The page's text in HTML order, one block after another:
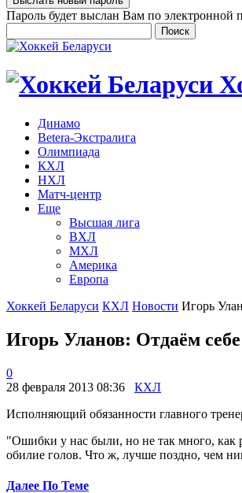
Пароль будет выслан Вам по электронной
Динамо
Betera-Экстралига
Олимпиада
КХЛ
НХЛ
Матч-центр
Еще
Высшая лига
ВХЛ
МХЛ
Америка
Европа
Хоккей Беларуси КХЛ Новости Игорь
Игорь Уланов: Отдаём
0
28 февраля 2013 08:36
КХЛ
Исполняющий обязанности главного
"Ошибки у нас были, но не так много, как
обилие голов. Что ж, лучше поздно, чем
Далее По Теме